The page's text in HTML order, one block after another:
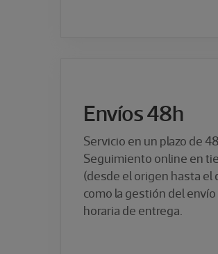
Envíos 48h
Servicio en un plazo de
Seguimiento online en
(desde el origen hasta el
como la gestión del envío
horaria de entrega.